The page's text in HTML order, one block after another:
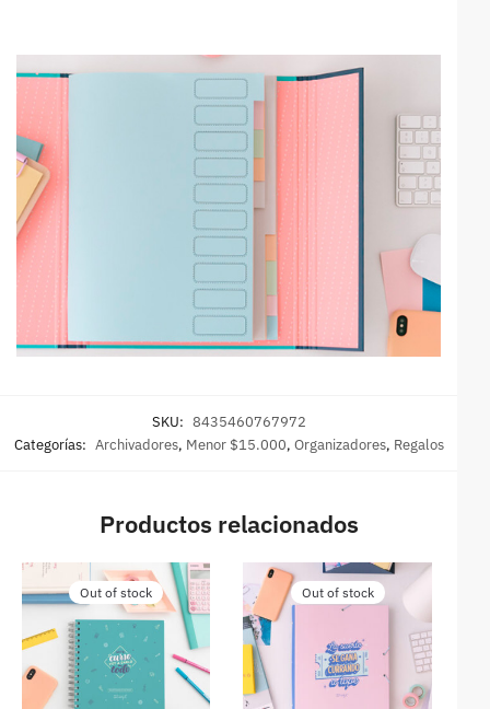
SKU: 8435460767972
Categorías: Archivadores, Menor $15.000, Organizadores, Regalos
Productos relacionados
Out of stock Out of stock